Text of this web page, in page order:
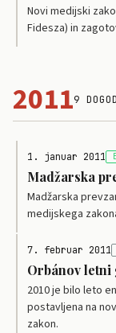
Novi medijski
Fidesza) in
20119
1. januar 2011
Madžarska
Madžarska
medijskega
7. februar 2011
Orbánov letni
2010 je bilo leto
postavljena na
zakon.